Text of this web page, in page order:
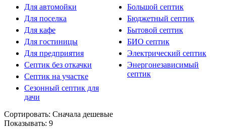
Для автомойки
Для поселка
Для кафе
Для гостиницы
Для предприятия
Септик без откачки
Септик на участке
Сезонный септик для
дачи
Большой септик
Бюджетный септик
Бытовой септик
БИО септик
Электрический септик
Энергонезависимый
септик
Сортировать: Сначала дешевые
Показывать: 9